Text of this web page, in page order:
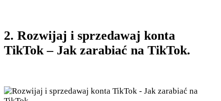
2. Rozwijaj i sprzedawaj konta
TikTok – Jak zarabiać na TikTok.